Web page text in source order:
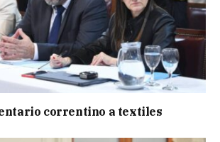
correntino a textiles